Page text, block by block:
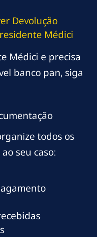
Devolução
Médici
Médici e precisa
banco pan, siga
todos os
seu caso: